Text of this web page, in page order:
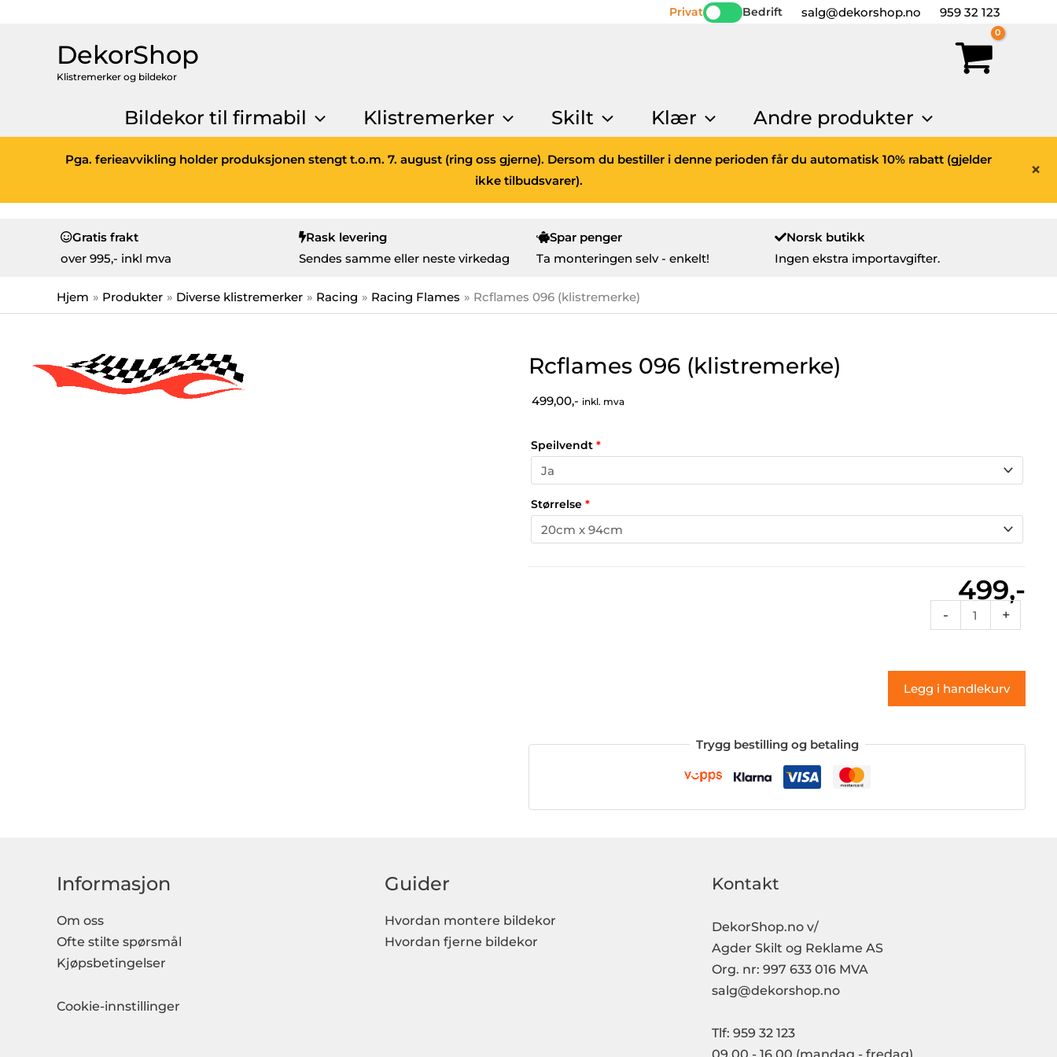
Privat Bedrift salg@dekorshop.no 959 32 123
DekorShop
Klistremerker og bildekor
Bildekor til firmabil Klistremerker Skilt Klær Andre produkter
×
Pga. ferieavvikling holder produksjonen stengt t.o.m. 7. august (ring oss gjerne). Dersom du bestiller i denne perioden får du automatisk 10% rabatt (gjelder
ikke tilbudsvarer).
Gratis frakt
over 995,- inkl mva
Rask levering
Sendes samme eller neste virkedag
Spar penger
Ta monteringen selv - enkelt!
Norsk butikk
Ingen ekstra importavgifter.
Hjem Produkter Diverse klistremerker Racing Racing Flames Rcflames 096 (klistremerke)
Rcflames 096 (klistremerke)
499,00,- inkl. mva
Speilvendt *
Størrelse *
499,-
-
Rcflames
096
antall
+
Legg i handlekurv
Trygg bestilling og betaling
Informasjon
Om oss
Ofte stilte spørsmål
Kjøpsbetingelser
Cookie-innstillinger
Guider
Hvordan montere bildekor
Hvordan fjerne bildekor
Kontakt
DekorShop.no v/
Agder Skilt og Reklame AS
Org. nr: 997 633 016 MVA
salg@dekorshop.no
Tlf: 959 32 123